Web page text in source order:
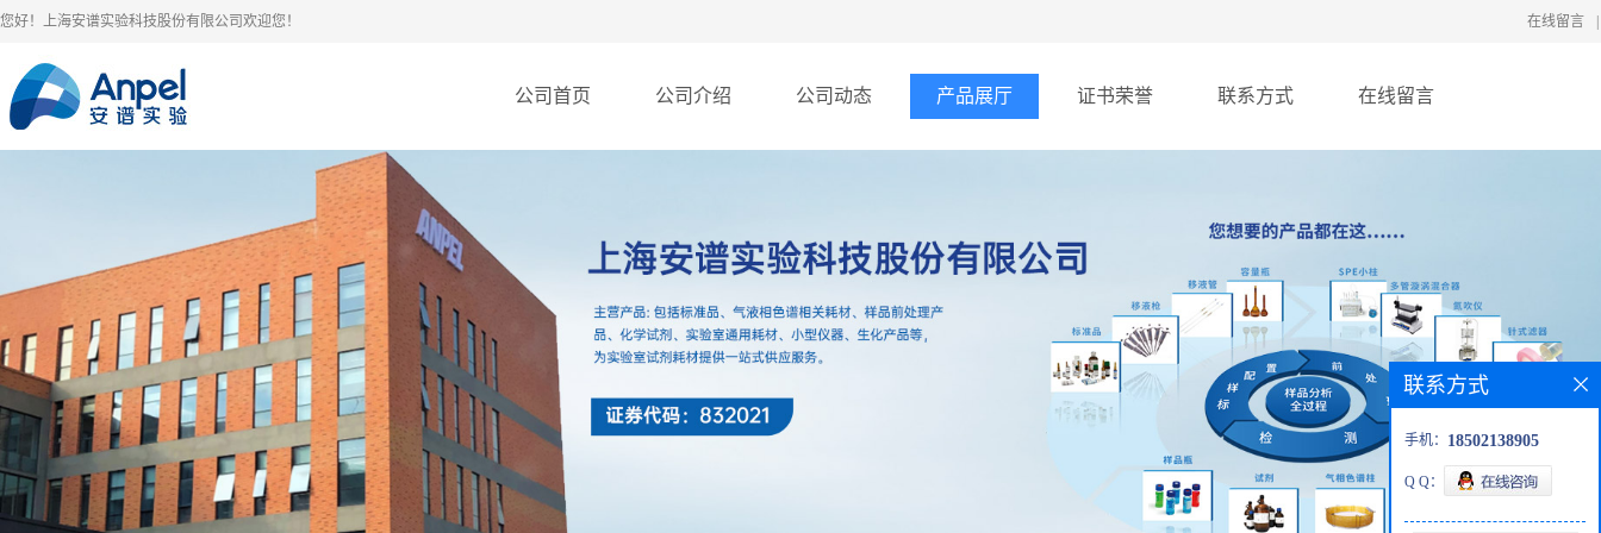
您好！上海安谱实验科技股份有限公司欢迎您！ 在线留言
公司首页 公司介绍 公司动态 产品展厅 证书荣誉 联系方式 在线留言
联系方式
手机： 18502138905
Q Q：